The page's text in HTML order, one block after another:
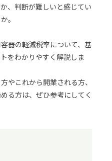
、判断が難しいと感じてい
。
器の軽減税率について、基
をわかりやすく解説しま
やこれから開業される方、
る方は、ぜひ参考にしてく